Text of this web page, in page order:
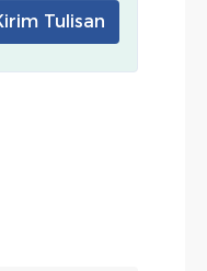
Tulisan